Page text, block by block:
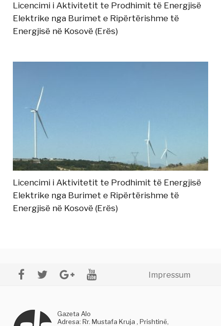
Licencimi i Aktivitetit te Prodhimit të Energjisë
Elektrike nga Burimet e Ripërtërishme të
Energjisë në Kosovë (Erës)
Licencimi i Aktivitetit te Prodhimit të Energjisë
Elektrike nga Burimet e Ripërtërishme të
Energjisë në Kosovë (Erës)
Impressum
Gazeta Alo
Adresa: Rr. Mustafa Kruja , Prishtinë,